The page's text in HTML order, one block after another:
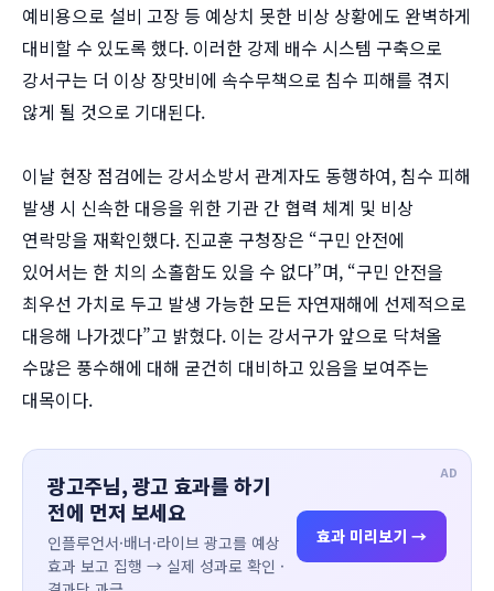
예비용으로 설비 고장 등 예상치 못한 비상 상황에도 완벽하게
대비할 수 있도록 했다. 이러한 강제 배수 시스템 구축으로
강서구는 더 이상 장맛비에 속수무책으로 침수 피해를 겪지
않게 될 것으로 기대된다.
이날 현장 점검에는 강서소방서 관계자도 동행하여, 침수 피해
발생 시 신속한 대응을 위한 기관 간 협력 체계 및 비상
연락망을 재확인했다. 진교훈 구청장은 “구민 안전에
있어서는 한 치의 소홀함도 있을 수 없다”며, “구민 안전을
최우선 가치로 두고 발생 가능한 모든 자연재해에 선제적으로
대응해 나가겠다”고 밝혔다. 이는 강서구가 앞으로 닥쳐올
수많은 풍수해에 대해 굳건히 대비하고 있음을 보여주는
대목이다.
AD
광고주님, 광고 효과를 하기
전에 먼저 보세요
인플루언서·배너·라이브 광고를 예상
효과 보고 집행 → 실제 성과로 확인 ·
효과 미리보기 →